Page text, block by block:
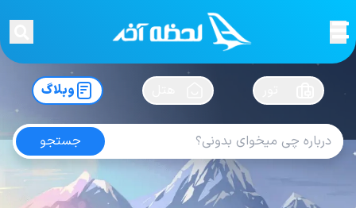
لحظه آخرسفرت رو بساز !
وبلاگ
جستجو
آخرین های برنامه ریزی سفر ها